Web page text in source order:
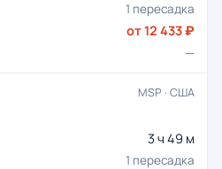
1 пересадка
от 12 433 ₽
—
MSP · США
3 ч 49 м
1 пересадка